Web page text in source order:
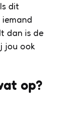
dit
dan is de
jou ook
op?